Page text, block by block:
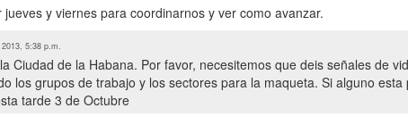
y viernes para coordinarnos y ver como avanzar.
5:38 p.m.
Ciudad de la Habana. Por favor, necesitemos que deis señales de
los grupos de trabajo y los sectores para la maqueta. Si alguno
tarde 3 de Octubre